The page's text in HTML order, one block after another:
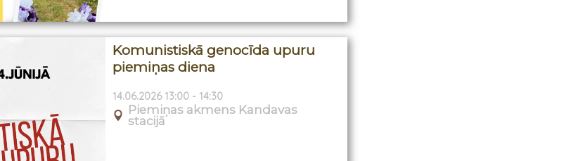
Komunistiskā genocīda upuru
piemiņas diena
14.06.2026 13:00 - 14:30
Piemiņas akmens Kandavas
stacijā